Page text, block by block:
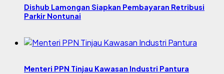
Dishub Lamongan Siapkan Pembayaran Retribusi
Parkir Nontunai
Menteri PPN Tinjau Kawasan Industri Pantura